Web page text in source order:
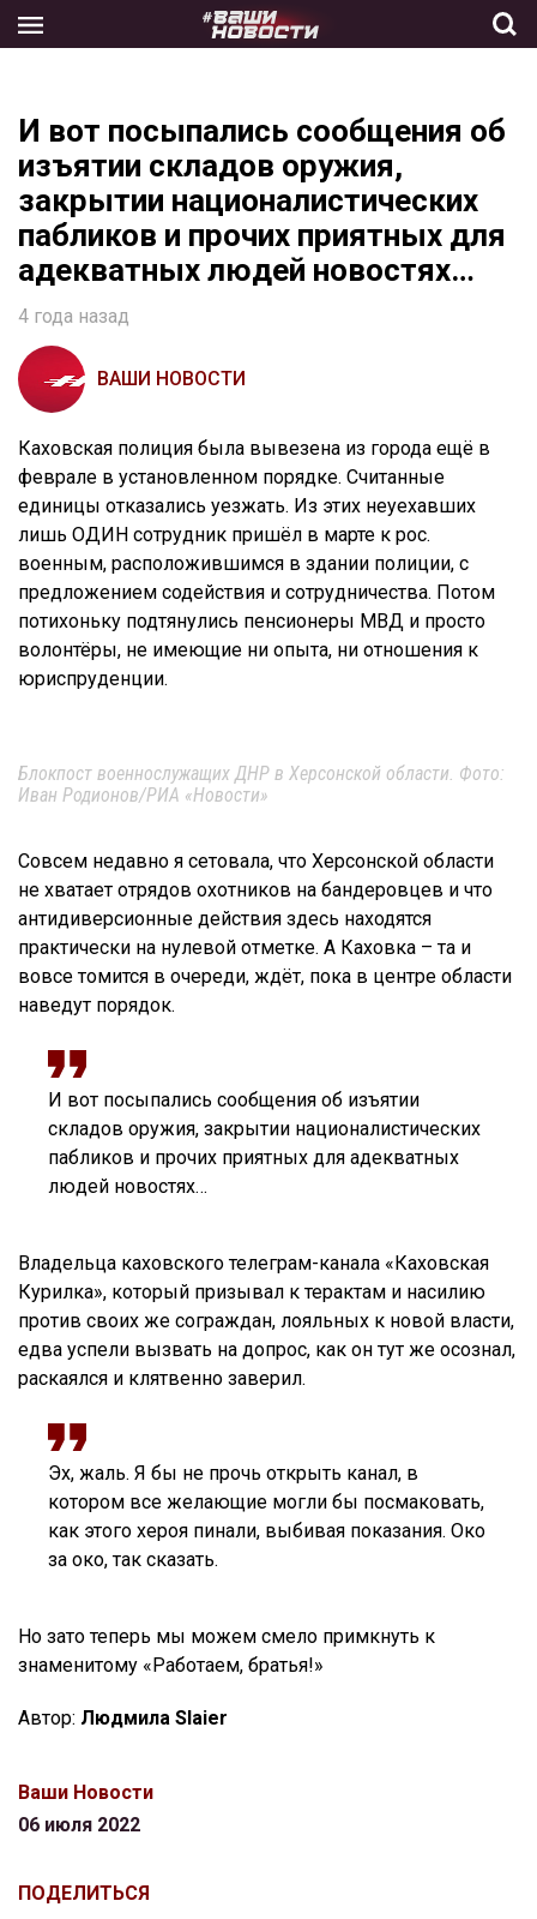
the
И вот посыпались сообщения об
изъятии складов оружия,
закрытии националистических
пабликов и прочих приятных для
адекватных людей новостях…
4 года назад
ВАШИ НОВОСТИ
Каховская полиция была вывезена из города ещё в
феврале в установленном порядке. Считанные
единицы отказались уезжать. Из этих неуехавших
лишь ОДИН сотрудник пришёл в марте к рос.
военным, расположившимся в здании полиции, с
предложением содействия и сотрудничества. Потом
потихоньку подтянулись пенсионеры МВД и просто
волонтёры, не имеющие ни опыта, ни отношения к
юриспруденции.
Блокпост военнослужащих ДНР в Херсонской области. Фото:
Иван Родионов/РИА «Новости»
Совсем недавно я сетовала, что Херсонской области
не хватает отрядов охотников на бандеровцев и что
антидиверсионные действия здесь находятся
практически на нулевой отметке. А Каховка – та и
вовсе томится в очереди, ждёт, пока в центре области
наведут порядок.
И вот посыпались сообщения об изъятии
складов оружия, закрытии националистических
пабликов и прочих приятных для адекватных
людей новостях…
Владельца каховского телеграм-канала «Каховская
Курилка», который призывал к терактам и насилию
против своих же сограждан, лояльных к новой власти,
едва успели вызвать на допрос, как он тут же осознал,
раскаялся и клятвенно заверил.
Эх, жаль. Я бы не прочь открыть канал, в
котором все желающие могли бы посмаковать,
как этого хероя пинали, выбивая показания. Око
за око, так сказать.
Но зато теперь мы можем смело примкнуть к
знаменитому «Работаем, братья!»
Автор: Людмила Slaier
Ваши Новости
06 июля 2022
ПОДЕЛИТЬСЯ